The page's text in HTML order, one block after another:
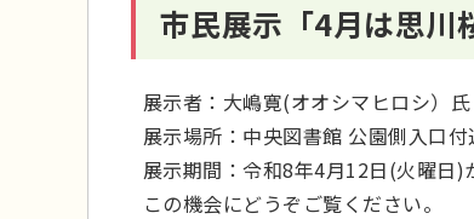
市民展示「4月は思川
展示者：大嶋寛(オオシマヒロシ）氏
展示場所：中央図書館 公園側入口付
展示期間：令和8年4月12日(火曜日)
この機会にどうぞご覧ください。